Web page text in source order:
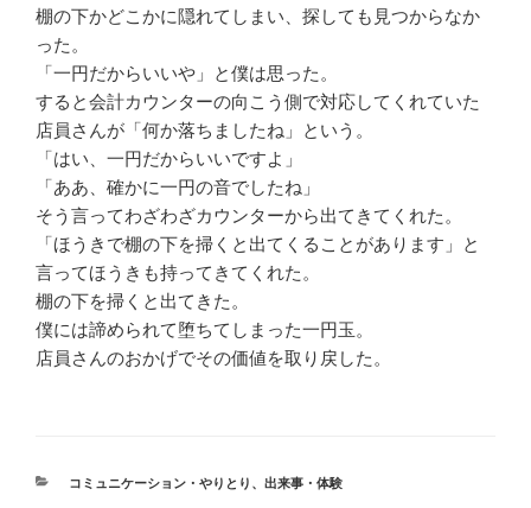
棚の下かどこかに隠れてしまい、探しても見つからなか
った。
「一円だからいいや」と僕は思った。
すると会計カウンターの向こう側で対応してくれていた
店員さんが「何か落ちましたね」という。
「はい、一円だからいいですよ」
「ああ、確かに一円の音でしたね」
そう言ってわざわざカウンターから出てきてくれた。
「ほうきで棚の下を掃くと出てくることがあります」と
言ってほうきも持ってきてくれた。
棚の下を掃くと出てきた。
僕には諦められて堕ちてしまった一円玉。
店員さんのおかげでその価値を取り戻した。
カ
コミュニケーション・やりとり 、 出来事・体験